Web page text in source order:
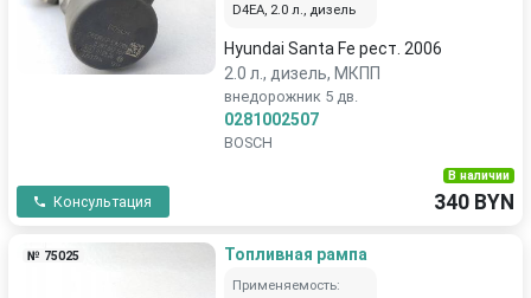
D4EA, 2.0 л., дизель
Hyundai Santa Fe рест. 2006
2.0 л., дизель, МКПП
внедорожник 5 дв.
0281002507
BOSCH
Консультация
В наличии
340 BYN
№ 75025 Топливная рампа
Применяемость: